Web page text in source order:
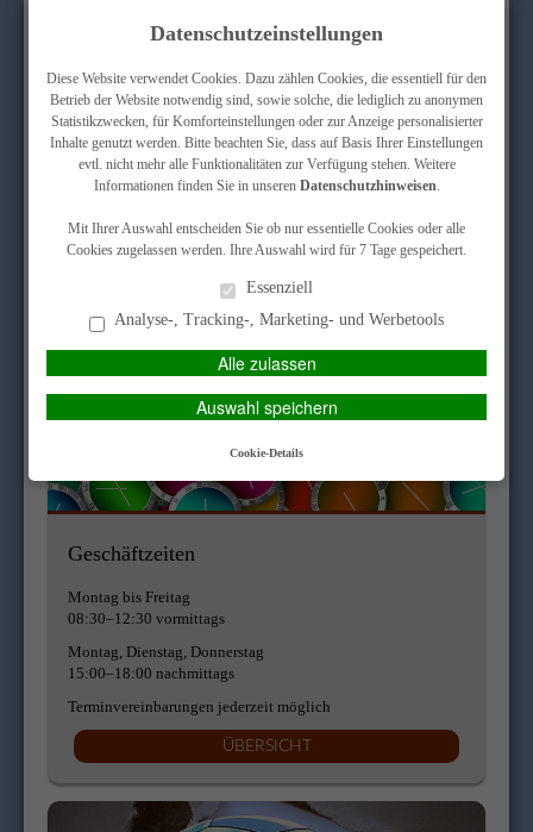
Erstinformation/ Impressum Datenschutz KUNDEN-LOGIN
Geschäftzeiten
Montag bis Freitag
08:30–12:30 vormittags
Montag, Dienstag, Donnerstag
15:00–18:00 nachmittags
Terminvereinbarungen jederzeit möglich
ÜBERSICHT
Datenschutzeinstellungen
Diese Website verwendet Cookies. Dazu zählen Cookies, die essentiell für den
Betrieb der Website notwendig sind, sowie solche, die lediglich zu anonymen
Statistikzwecken, für Komforteinstellungen oder zur Anzeige personalisierter
Inhalte genutzt werden. Bitte beachten Sie, dass auf Basis Ihrer Einstellungen
evtl. nicht mehr alle Funktionalitäten zur Verfügung stehen. Weitere
Informationen finden Sie in unseren Datenschutzhinweisen.
Mit Ihrer Auswahl entscheiden Sie ob nur essentielle Cookies oder alle
Cookies zugelassen werden. Ihre Auswahl wird für 7 Tage gespeichert.
Essenziell
Analyse-, Tracking-, Marketing- und Werbetools
Alle zulassen
Auswahl speichern
Cookie-Details